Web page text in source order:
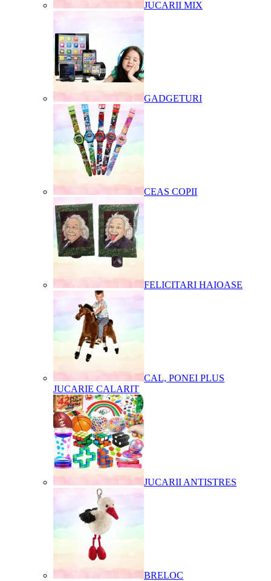
JUCARII MIX
GADGETURI
CEAS COPII
FELICITARI HAIOASE
CAL, PONEI PLUS
JUCARIE CALARIT
JUCARII ANTISTRES
BRELOC